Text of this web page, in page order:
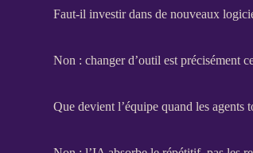
Faut-il investir dans de nouveaux
Non : changer d’outil est précisément
Que devient l’équipe quand les agents